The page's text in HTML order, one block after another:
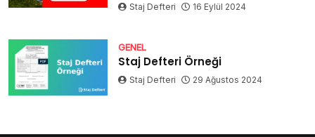
Staj Defteri 16 Eylül 2024
GENEL
Staj Defteri Örneği
Staj Defteri 29 Ağustos 2024